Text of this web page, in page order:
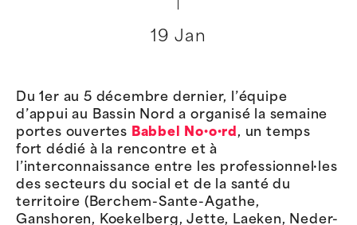
19 Jan
Du 1er au 5 décembre dernier, l’équipe
d’appui au Bassin Nord a organisé la semaine
portes ouvertes
Babbel No·o·rd, un temps
fort dédié à la rencontre et à
l’interconnaissance entre les professionnel·les
des secteurs du social et de la santé du
territoire (Berchem-Sante-Agathe,
Ganshoren, Koekelberg, Jette, Laeken, Neder-